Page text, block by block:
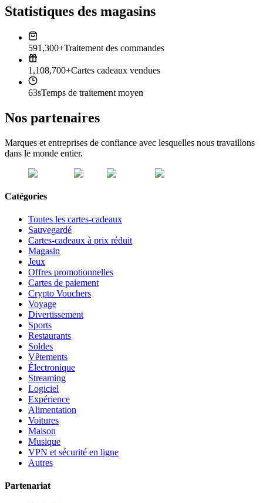
Statistiques des magasins
591,300+Traitement des commandes
1,108,700+Cartes cadeaux vendues
63sTemps de traitement moyen
Nos partenaires
Marques et entreprises de confiance avec lesquelles nous travaillons
dans le monde entier.
Catégories
Toutes les cartes-cadeaux
Sauvegardé
Cartes-cadeaux à prix réduit
Magasin
Jeux
Offres promotionnelles
Cartes de paiement
Crypto Vouchers
Voyage
Divertissement
Sports
Restaurants
Soldes
Vêtements
Électronique
Streaming
Logiciel
Expérience
Alimentation
Voitures
Maison
Musique
VPN et sécurité en ligne
Autres
Partenariat